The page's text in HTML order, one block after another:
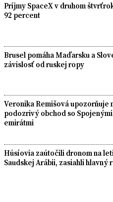
Príjmy SpaceX v druhom
92 percent
Brusel pomáha Maďarsku a
závislosť od ruskej ropy
Veronika Remišová upozorňuje
podozrivý obchod so
emirátmi
Húsíovia zaútočili dronom na
Saudskej Arábii, zasiahli hlavný